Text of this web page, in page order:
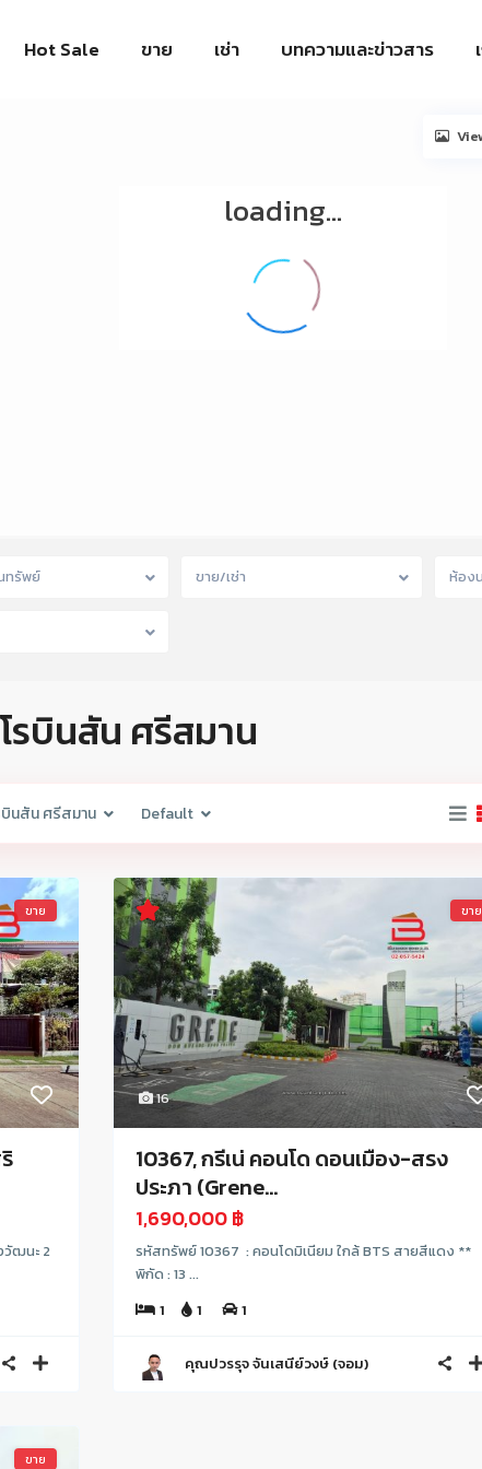
Hot Sale ขาย เช่า บทความและข่าวสาร
loading...
ทรัพย์ ขาย/เช่า ห้อง
รบินสัน ศรีสมาน
บินสัน ศรีสมาน Default
ขาย
วัฒนะ 2
16
ขาย
10367, กรีเน่ คอนโด ดอนเมือง-สรง
ประภา (Grene...
1,690,000 ฿
รหัสทรัพย์ 10367 : คอนโดมิเนียม ใกล้ BTS สายสีแดง **
พิกัด : 13 ...
1
1 1
คุณปวรรุจ จันเสนีย์วงษ์ (จอม)
ขาย